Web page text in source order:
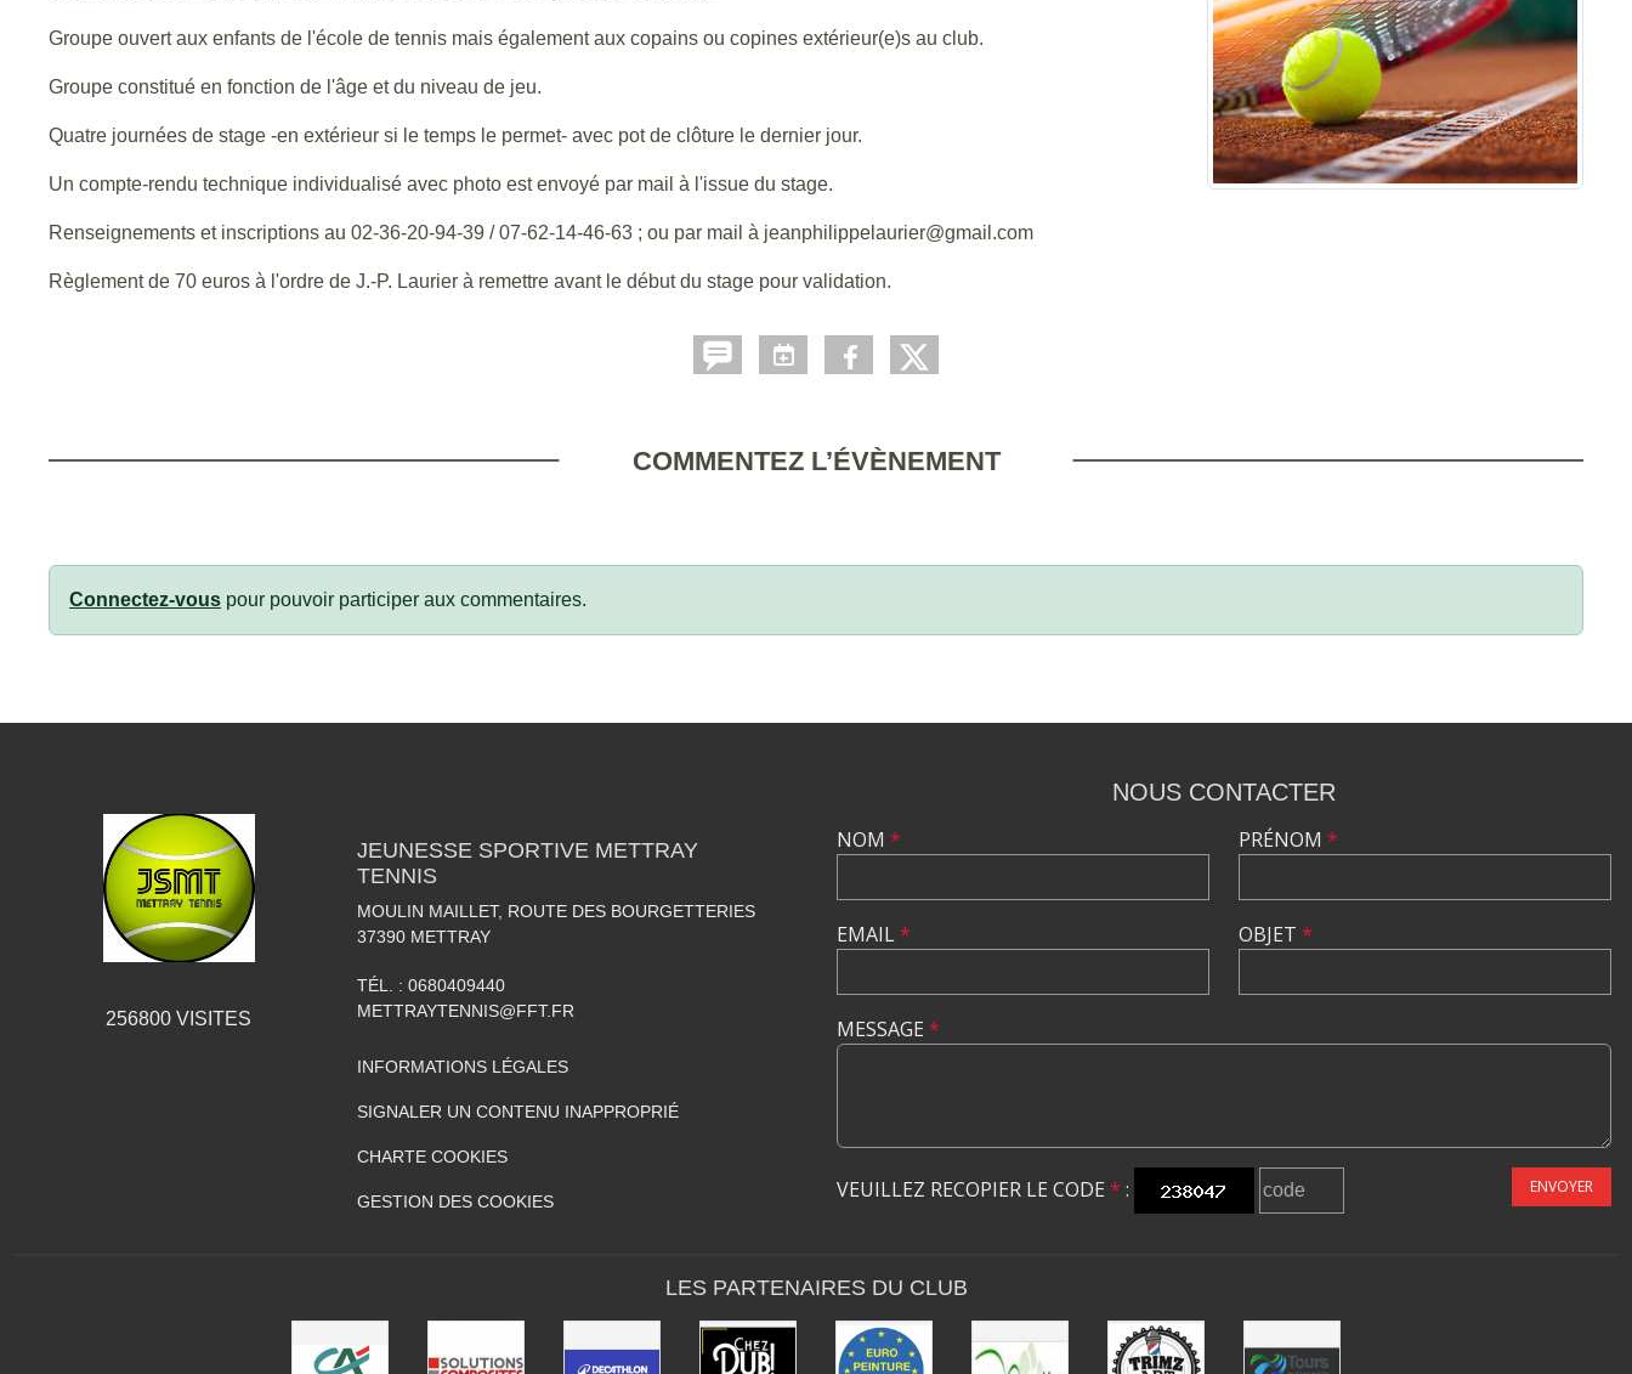
Groupe ouvert aux enfants de l'école de tennis mais également aux copains ou copines extérieur(e)s au club.
Groupe constitué en fonction de l'âge et du niveau de jeu.
Quatre journées de stage -en extérieur si le temps le permet- avec pot de clôture le dernier jour.
Un compte-rendu technique individualisé avec photo est envoyé par mail à l'issue du stage.
Renseignements et inscriptions au 02-36-20-94-39 / 07-62-14-46-63 ; ou par mail à jeanphilippelaurier@gmail.com
Règlement de 70 euros à l'ordre de J.-P. Laurier à remettre avant le début du stage pour validation.
COMMENTEZ L’ÉVÈNEMENT
Connectez-vous pour pouvoir participer aux commentaires.
256800 VISITES
JEUNESSE SPORTIVE METTRAY
TENNIS
MOULIN MAILLET, ROUTE DES BOURGETTERIES
37390 METTRAY
TÉL. : 0680409440
METTRAYTENNIS@FFT.FR
INFORMATIONS LÉGALES
SIGNALER UN CONTENU INAPPROPRIÉ
CHARTE COOKIES
GESTION DES COOKIES
NOUS CONTACTER
NOM *
EMAIL*
PRÉNOM *
OBJET *
MESSAGE *
VEUILLEZ RECOPIER LE CODE * : ENVOYER
LES PARTENAIRES DU CLUB